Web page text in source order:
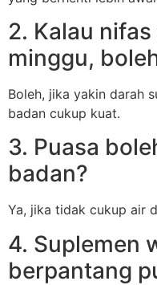
2. Kalau
minggu,
Boleh, jika yakin darah
badan cukup kuat.
3. Puasa
badan?
Ya, jika tidak cukup air
4. Suplemen
berpantang